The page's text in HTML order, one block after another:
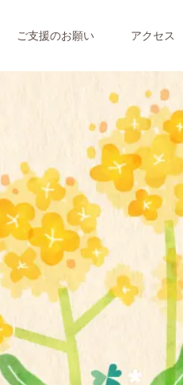
ご支援のお願い アクセス